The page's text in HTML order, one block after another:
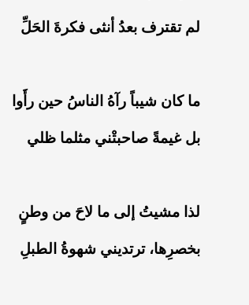
‏لم تقترف بعدُ أنثى فكرةَ الحَلِّ
‏ما كان شيباً رآهُ الناسُ حين رأَوا
‏بل غيمةً صاحبتْني مثلما ظلي
‏لذا مشيتُ إلى ما لاحَ من وطنٍ
‏بخصرِها، ترتديني شهوةُ الطبلِ